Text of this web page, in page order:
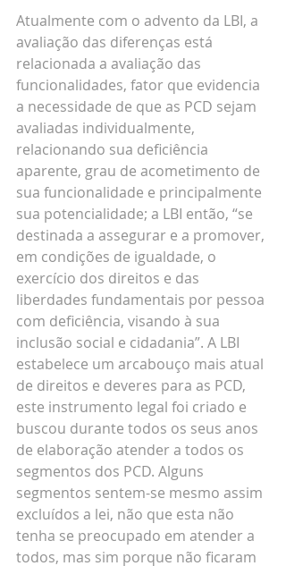
Atualmente com o advento da LBI, a
avaliação das diferenças está
relacionada a avaliação das
funcionalidades, fator que evidencia
a necessidade de que as PCD sejam
avaliadas individualmente,
relacionando sua deficiência
aparente, grau de acometimento de
sua funcionalidade e principalmente
sua potencialidade; a LBI então, “se
destinada a assegurar e a promover,
em condições de igualdade, o
exercício dos direitos e das
liberdades fundamentais por pessoa
com deficiência, visando à sua
inclusão social e cidadania”. A LBI
estabelece um arcabouço mais atual
de direitos e deveres para as PCD,
este instrumento legal foi criado e
buscou durante todos os seus anos
de elaboração atender a todos os
segmentos dos PCD. Alguns
segmentos sentem-se mesmo assim
excluídos a lei, não que esta não
tenha se preocupado em atender a
todos, mas sim porque não ficaram